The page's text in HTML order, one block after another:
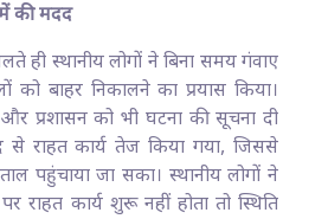
में की मदद
ही स्थानीय लोगों ने बिना समय गंवाए
को बाहर निकालने का प्रयास किया।
प्रशासन को भी घटना की सूचना दी
से राहत कार्य तेज किया गया, जिससे
पहुंचाया जा सका। स्थानीय लोगों ने
राहत कार्य शुरू नहीं होता तो स्थिति